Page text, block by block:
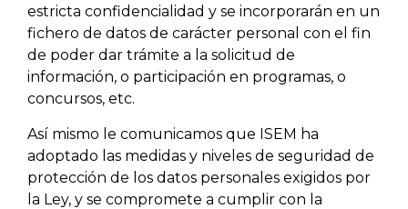
estricta confidencialidad y se incorporarán en un
fichero de datos de carácter personal con el fin
de poder dar trámite a la solicitud de
información, o participación en programas, o
concursos, etc.
Así mismo le comunicamos que ISEM ha
adoptado las medidas y niveles de seguridad de
protección de los datos personales exigidos por
la Ley, y se compromete a cumplir con la